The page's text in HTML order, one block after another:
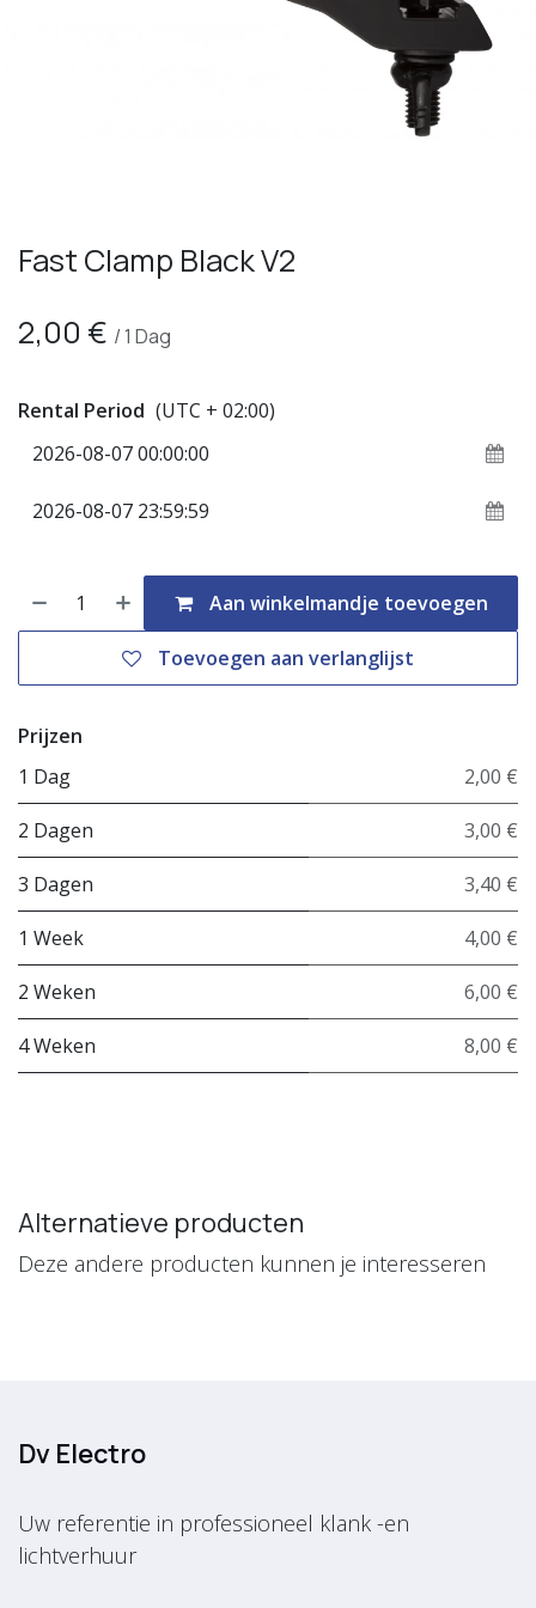
Fast Clamp Black V2
2,00 € /1 Dag
Rental Period (UTC + 02:00)
Aan winkelmandje toevoegen
Toevoegen aan verlanglijst
Prijzen
1 Dag
2,00 €
2 Dagen 3,00 €
3 Dagen 3,40 €
1 Week 4,00 €
2 Weken 6,00 €
4 Weken 8,00 €
Alternatieve producten
Deze andere producten kunnen je interesseren
Dv Electro
Uw referentie in professioneel klank -en
lichtverhuur